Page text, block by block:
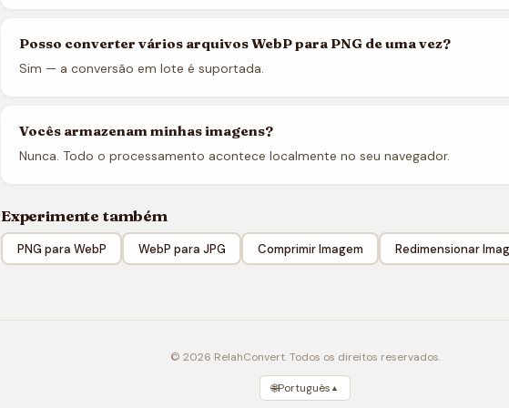
Posso converter vários arquivos WebP para PNG de uma vez?
Sim — a conversão em lote é suportada.
Vocês armazenam minhas imagens?
Nunca. Todo o processamento acontece localmente no seu navegador.
Experimente também
PNG para WebP WebP para JPG Comprimir Imagem Redimensionar
© 2026 RelahConvert. Todos os direitos reservados.
🌐Português ▲